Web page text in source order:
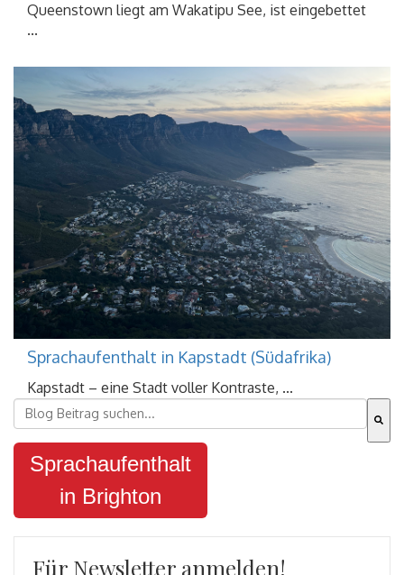
Queenstown liegt am Wakatipu See, ist eingebettet
...
Sprachaufenthalt in Kapstadt (Südafrika)
Kapstadt – eine Stadt voller Kontraste, ...
Dies ist ein Suchfeld mit einer automatischen
Es gibt keine Vorschläge, da das Suchfeld leer ist.
Sprachaufenthalt
in Brighton
Für Newsletter anmelden!